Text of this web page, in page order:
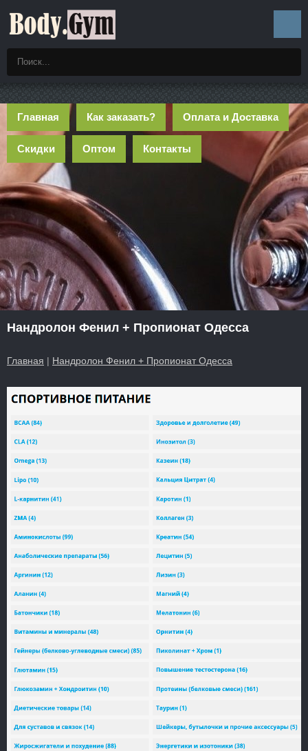
Главная Как заказать? Оплата и Доставка
Скидки Оптом Контакты
Нандролон Фенил + Пропионат Одесса
Главная | Нандролон Фенил + Пропионат Одесса